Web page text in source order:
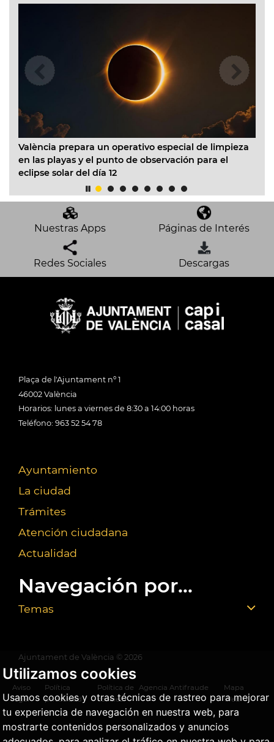
Utilizamos cookies
Usamos cookies y otras técnicas de rastreo para mejorar
tu experiencia de navegación en nuestra web, para
mostrarte contenidos personalizados y anuncios
València prepara un operativo especial de limpieza
en las playas y el punto de observación para el
eclipse solar del día 12
Nuestras Apps Páginas de Interés
Redes Sociales Descargas
Plaça de l'Ajuntament nº 1
46002 València
Horarios: lunes a viernes de 8:30 a 14:00 horas
Teléfono: 963 52 54 78
Ayuntamiento
La ciudad
Trámites
Atención ciudadana
Actualidad
Navegación por...
Temas
Ajuntament de València © 2026
Aviso
legal
Política
privacidad
Política de
cookies
Agencia Antifraude
Mapa
Web